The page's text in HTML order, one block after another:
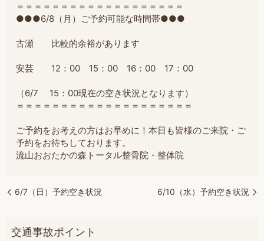
＝＝＝＝＝＝＝＝＝＝＝＝＝＝＝＝＝＝＝
●●●6/8（月）ご予約可能な時間帯●●●
古瀬 比較的余裕があります
安芸 12：00 15：00 16：00 17：00
（6/7 15：00現在の空き状況となります）
＝ ＝＝＝＝＝＝＝＝＝＝＝＝＝＝＝＝＝＝＝
ご予約をお考えの方はお早めに！本日も皆様のご来院・ご
予約をお待ちしております。
流山おおたかの森トータル整骨院・整体院
6/7（日）予約空き状況 6/10（水）予約空き状況